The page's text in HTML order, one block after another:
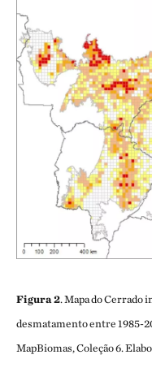
Figura 2. Mapa do Cerrado
desmatamento entre 1985-
MapBiomas, Coleção 6.